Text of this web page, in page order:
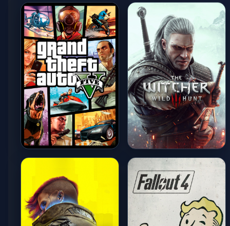
Grand Theft Auto V
The Witcher 3: Wild
Hunt
LOW / 30-40 FPS